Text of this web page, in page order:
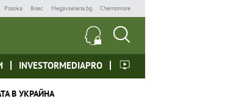
Posoka Boec Megavselena.bg Chernomore
INVESTORMEDIAPRO
В УКРАЙНА